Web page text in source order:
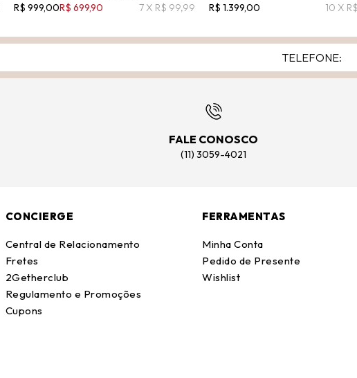
R$ 999,00R$ 699,90 7 X R$ 99,99
R$ 1.399,00
10 X
FALE CONOSCO
(11) 3059-4021
CONCIERGE
Central de Relacionamento
Fretes
2Getherclub
Regulamento e Promoções
Cupons
FERRAMENTAS
Minha Conta
Pedido de Presente
Wishlist